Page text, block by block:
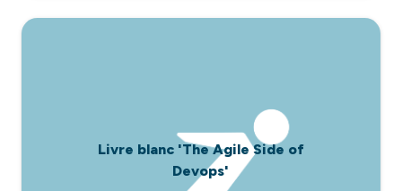
Livre blanc 'The Agile Side of
Devops'